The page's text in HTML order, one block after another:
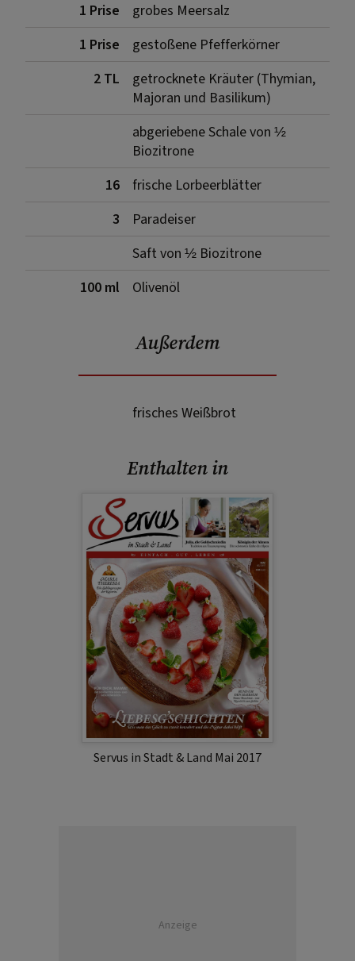
1 Prise
grobes Meersalz
1 Prise
gestoßene Pfefferkörner
2 TL
getrocknete Kräuter (Thymian,
Majoran und Basilikum)
abgeriebene Schale von ½
Biozitrone
16
frische Lorbeerblätter
3
Paradeiser
Saft von ½ Biozitrone
100 ml
Olivenöl
Außerdem
frisches Weißbrot
Enthalten in
Servus in Stadt & Land Mai 2017
Anzeige